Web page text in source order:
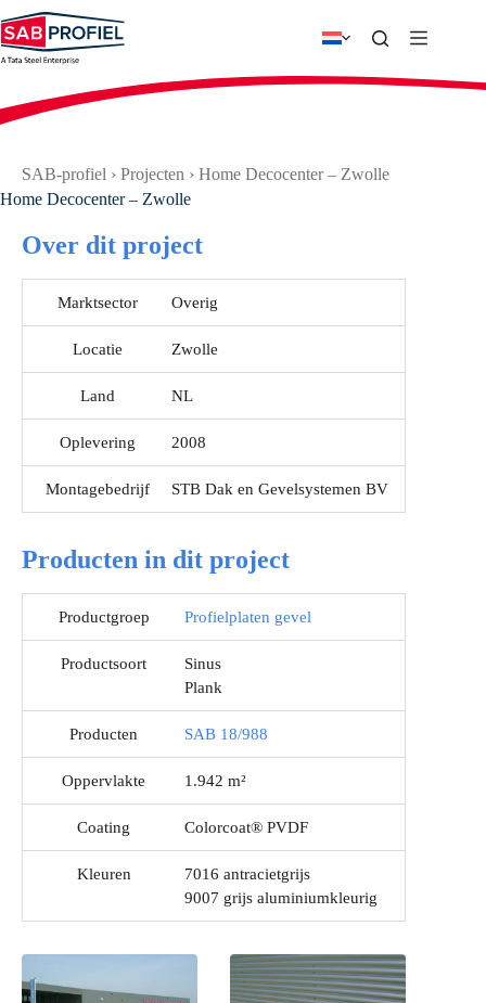
naar
de
inhoud
SAB-profiel › Projecten › Home Decocenter – Zwolle
Home Decocenter – Zwolle
Over dit project
Marktsector Overig
Locatie Zwolle
Land NL
Oplevering 2008
Montagebedrijf STB Dak en Gevelsystemen BV
Producten in dit project
Productgroep Profielplaten gevel
Productsoort
Sinus
Plank
Producten SAB 18/988
Oppervlakte 1.942 m²
Coating Colorcoat® PVDF
Kleuren
7016 antracietgrijs
9007 grijs aluminiumkleurig